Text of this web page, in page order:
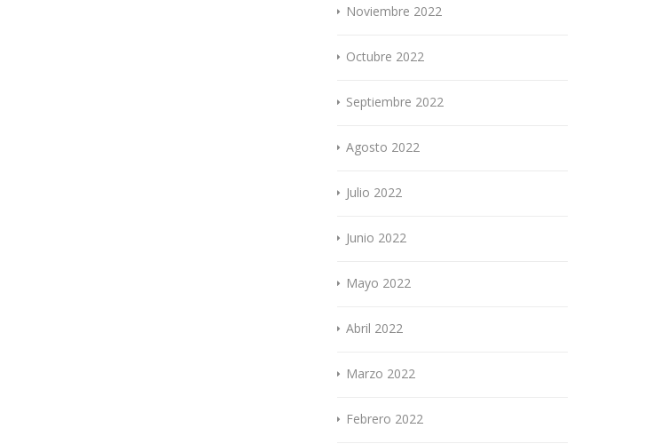
Noviembre 2022
Octubre 2022
Septiembre 2022
Agosto 2022
Julio 2022
Junio 2022
Mayo 2022
Abril 2022
Marzo 2022
Febrero 2022